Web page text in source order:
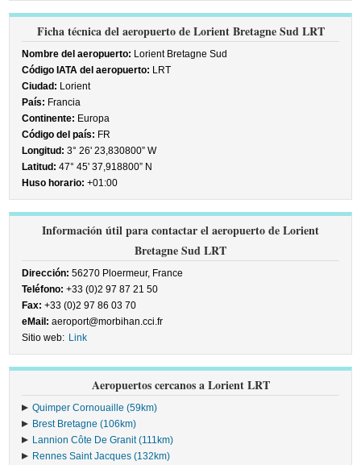
Ficha técnica del aeropuerto de Lorient Bretagne Sud LRT
Nombre del aeropuerto: Lorient Bretagne Sud
Código IATA del aeropuerto: LRT
Ciudad: Lorient
País: Francia
Continente: Europa
Código del país: FR
Longitud: 3° 26' 23,830800” W
Latitud: 47° 45' 37,918800” N
Huso horario: +01:00
Información útil para contactar el aeropuerto de Lorient
Bretagne Sud LRT
Dirección: 56270 Ploermeur, France
Teléfono: +33 (0)2 97 87 21 50
Fax: +33 (0)2 97 86 03 70
eMail: aeroport@morbihan.cci.fr
Sitio web: Link
Aeropuertos cercanos a Lorient LRT
Quimper Cornouaille (59km)
Brest Bretagne (106km)
Lannion Côte De Granit (111km)
Rennes Saint Jacques (132km)